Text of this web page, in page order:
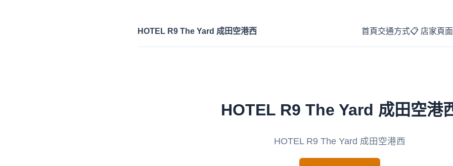
HOTEL R9 The Yard 成田空港西 首頁交通方式📋 店家頁面
HOTEL R9 The Yard 成田空港
HOTEL R9 The Yard 成田空港西